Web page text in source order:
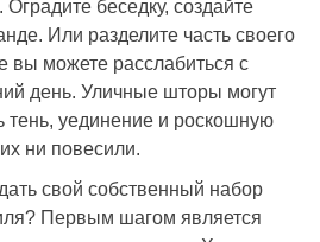
Оградите беседку, создайте
Или разделите часть своего
вы можете расслабиться с
день. Уличные шторы могут
тень, уединение и роскошную
ни повесили.
свой собственный набор
Первым шагом является